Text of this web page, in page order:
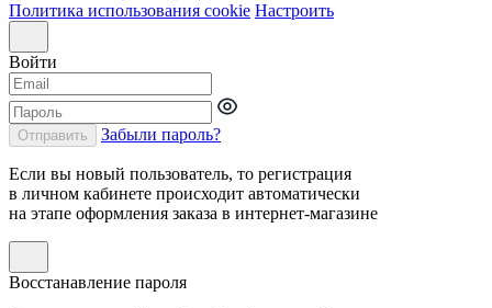
Политика использования cookie Настроить
Войти
Отправить Забыли пароль?
Если вы новый пользователь, то регистрация
в личном кабинете происходит автоматически
на этапе оформления заказа в интернет-магазине
Восстанавление пароля